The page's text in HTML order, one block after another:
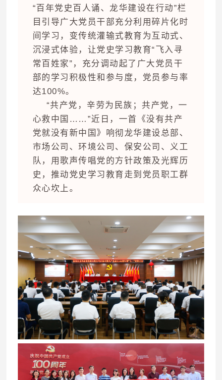
“百年党史百人诵、龙华建设在行动”栏
目引导广大党员干部充分利用碎片化时
间学习，变传统灌输式教育为互动式、
沉浸式体验，让党史学习教育“飞入寻
常百姓家”，充分调动起了广大党员干
部的学习积极性和参与度，党员参与率
达100%。
“共产党，辛劳为民族；共产党，一
心救中国……”近日，一首《没有共产
党就没有新中国》响彻龙华建设总部、
市场公司、环境公司、保安公司、义工
队，用歌声传唱党的方针政策及光辉历
史，推动党史学习教育走到党员职工群
众心坎上。